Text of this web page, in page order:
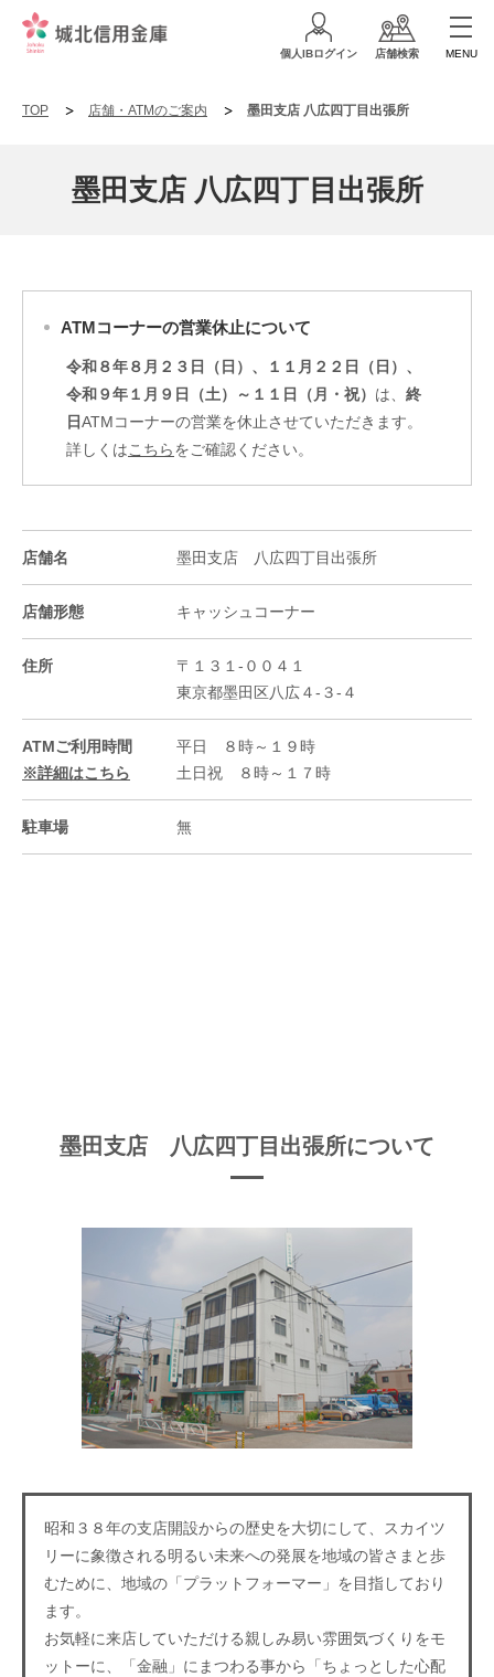
個人IBログイン 店舗検索 MENU
TOP 店舗・ATMのご案内 墨田支店 八広四丁目出張所
墨田支店 八広四丁目出張所
ATMコーナーの営業休止について
令和８年８月２３日（日）、１１月２２日（日）、
令和９年１月９日（土）～１１日（月・祝） は、 終
日ATMコーナーの営業を休止させていただきます。
詳しくはこちらをご確認ください。
店舗名 墨田支店 八広四丁目出張所
店舗形態 キャッシュコーナー
住所
〒１３１-００４１
東京都墨田区八広４-３-４
ATMご利用時間
※詳細はこちら
平日 ８時～１９時
土日祝 ８時～１７時
駐車場 無
墨田支店 八広四丁目出張所について
昭和３８年の支店開設からの歴史を大切にして、スカイツ
リーに象徴される明るい未来への発展を地域の皆さまと歩
むために、地域の「プラットフォーマー」を目指しており
ます。
お気軽に来店していただける親しみ易い雰囲気づくりをモ
ットーに、「金融」にまつわる事から「ちょっとした心配